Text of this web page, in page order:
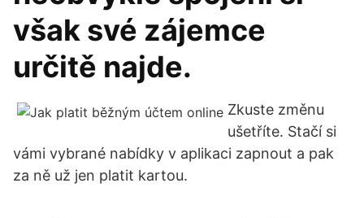
však své zájemce
určitě najde.
Zkuste změnu
ušetříte. Stačí si
vámi vybrané nabídky v aplikaci zapnout a pak
za ně už jen platit kartou.